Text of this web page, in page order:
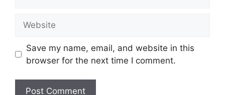
Save my name, email, and website in this
browser for the next time I comment.